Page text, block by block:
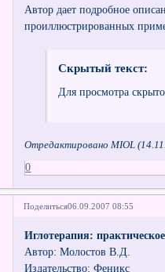
Автор дает подробное
проиллюстрированных
Скрытый текст:
Для просмотра
Отредактировано MIOL
0
Поделиться06.09.2007 08:55
Иглотерапия:
Автор: Молостов В.Д.
Издательство: Феникс